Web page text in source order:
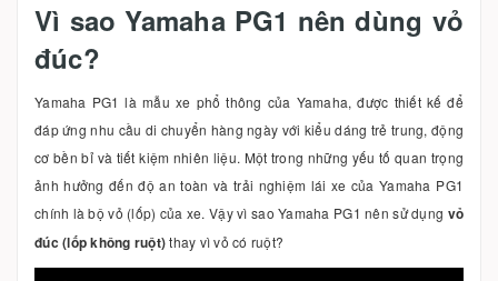
Vì sao Yamaha PG1 nên dùng vỏ
đúc?
Yamaha PG1 là mẫu xe phổ thông của Yamaha, được thiết kế để
đáp ứng nhu cầu di chuyển hàng ngày với kiểu dáng trẻ trung, động
cơ bền bỉ và tiết kiệm nhiên liệu. Một trong những yếu tố quan trọng
ảnh hưởng đến độ an toàn và trải nghiệm lái xe của Yamaha PG1
chính là bộ vỏ (lốp) của xe. Vậy vì sao Yamaha PG1 nên sử dụng vỏ
đúc (lốp không ruột)thay vì vỏ có ruột?